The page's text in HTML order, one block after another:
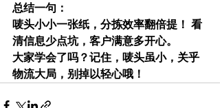
总结一句：
唛头小小一张纸，分拣效率翻倍提！ 看
清信息少点坑，客户满意多开心。
大家学会了吗？记住，唛头虽小，关乎
物流大局，别掉以轻心哦！